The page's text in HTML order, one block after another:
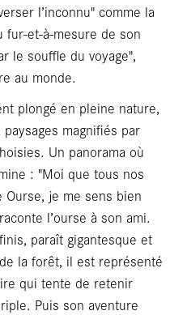
l’inconnu" comme la
fur-et-à-mesure de son
le souffle du voyage",
au monde.
plongé en pleine nature,
magnifiés par
Un panorama où
: "Moi que tous nos
Ourse, je me sens bien
l’ourse à son ami.
paraît gigantesque et
la forêt, il est représenté
qui tente de retenir
Puis son aventure